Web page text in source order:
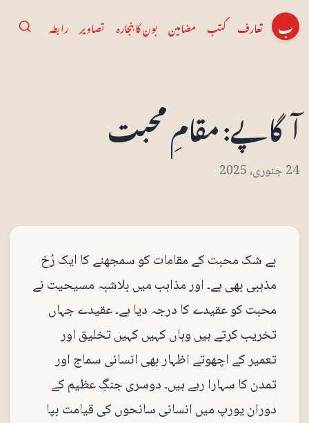
ب رابطہ تصاویر بون کا بنجارہ مضامین کتب تعارف
آگاپے: مقامِ محبت
24 جنوری، 2025
بے شک محبت کے مقامات کو سمجھنے کا ایک رُخ
مذہبی بھی ہے۔ اور مذاہب میں بلاشبہ مسیحیت نے
محبت کو عقیدے کا درجہ دیا ہے۔ عقیدے جہاں
تخریب کرتے ہیں وہاں کہیں کہیں تخلیق اور
تعمیر کے اچھوتے اظہار بھی انسانی سماج اور
تمدن کا سہارا رہے ہیں۔ دوسری جنگِ عظیم کے
دوران یورپ میں انسانی سانحوں کی قیامت بپا